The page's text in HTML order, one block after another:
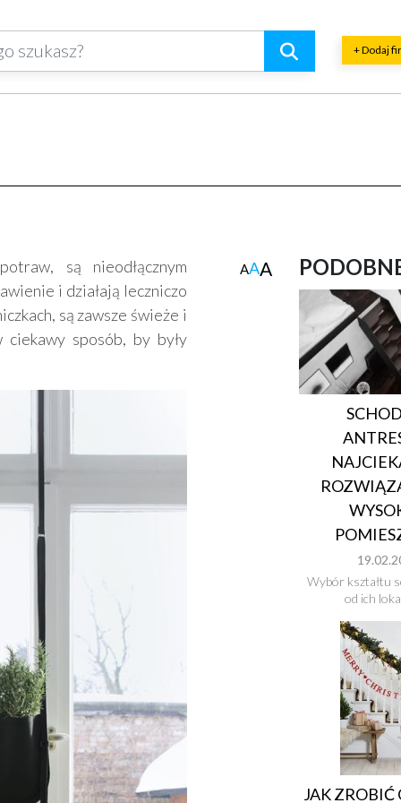
+ Dodaj
są nieodłącznym
i działają leczniczo
są zawsze świeże i
sposób, by były
AAA
Wybór kształtu
od ich
JAK